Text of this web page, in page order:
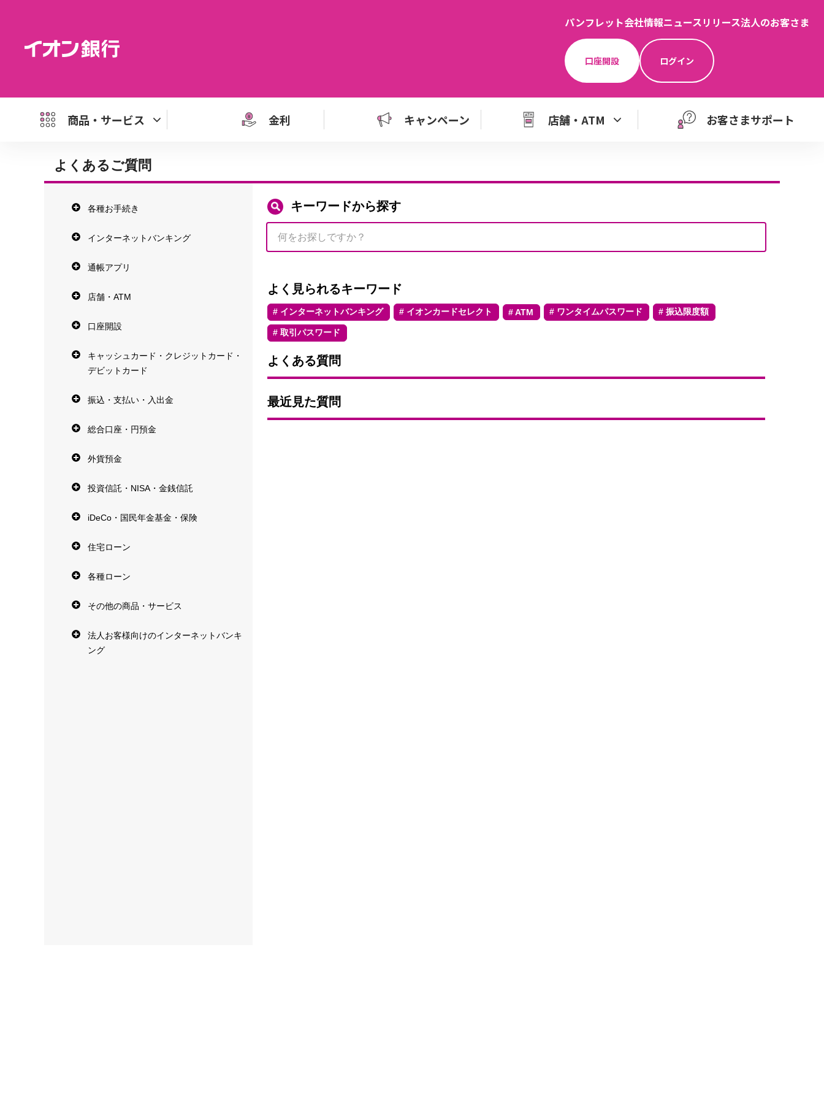
パンフレット会社情報ニュースリリース法人のお客さま
口座開設 ログイン
商品・サービス 金利 キャンペーン 店舗・ATM お客さまサポート
よくあるご質問
各種お手続き
インターネットバンキング
通帳アプリ
店舗・ATM
口座開設
キャッシュカード・クレジットカード・
デビットカード
振込・支払い・入出金
総合口座・円預金
外貨預金
投資信託・NISA・金銭信託
iDeCo・国民年金基金・保険
住宅ローン
各種ローン
その他の商品・サービス
法人お客様向けのインターネットバンキ
ング
キーワードから探す
よく見られるキーワード
インターネットバンキング イオンカードセレクト ATM ワンタイムパスワード 振込限度額
取引パスワード
よくある質問
最近見た質問